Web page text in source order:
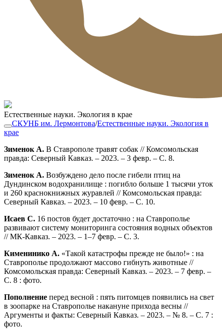
Естественные науки. Экология в крае
СКУНБ им. Лермонтова/Естественные науки. Экология в
крае
Зименок А. В Ставрополе травят собак // Комсомольская
правда: Северный Кавказ. – 2023. – 3 февр. – С. 8.
Зименок А. Возбуждено дело после гибели птиц на
Дундинском водохранилище : погибло больше 1 тысячи уток
и 260 краснокнижных журавлей // Комсомольская правда:
Северный Кавказ. – 2023. – 10 февр. – С. 10.
Исаев С. 16 постов будет достаточно : на Ставрополье
развивают систему мониторинга состояния водных объектов
// МК-Кавказ. – 2023. – 1–7 февр. – С. 3.
Кименинико А. «Такой катастрофы прежде не было!» : на
Ставрополье продолжают массово гибнуть животные //
Комсомольская правда: Северный Кавказ. – 2023. – 7 февр. –
С. 8 : фото.
Пополнение перед весной : пять питомцев появились на свет
в зоопарке на Ставрополье накануне прихода весны //
Аргументы и факты: Северный Кавказ. – 2023. – № 8. – С. 7 :
фото.